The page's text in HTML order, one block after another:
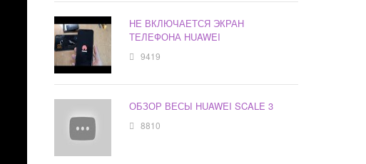
НЕ ВКЛЮЧАЕТСЯ ЭКРАН
ТЕЛЕФОНА HUAWEI
9419
ОБЗОР ВЕСЫ HUAWEI SCALE 3
8810